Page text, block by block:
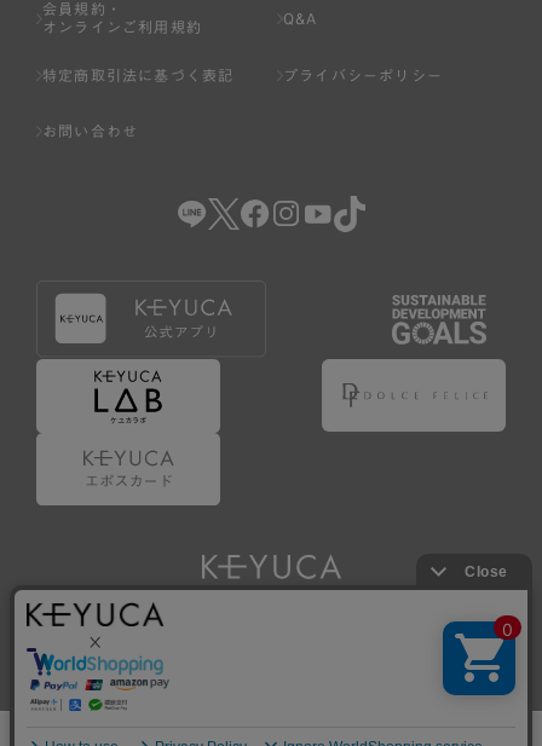
会員規約・
オンラインご利用規約
Q&A
特定商取引法に基づく表記 プライバシーポリシー
お問い合わせ
Copyright © KAWAJUN Co., Ltd. All Rights Reserved.